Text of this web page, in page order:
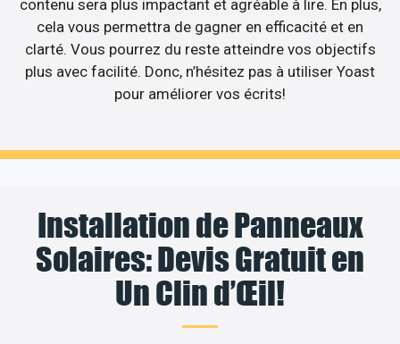
contenu sera plus impactant et agréable à lire. En plus,
cela vous permettra de gagner en efficacité et en
clarté. Vous pourrez du reste atteindre vos objectifs
plus avec facilité. Donc, n’hésitez pas à utiliser Yoast
pour améliorer vos écrits!
Installation de Panneaux
Solaires: Devis Gratuit en
Un Clin d’Œil!